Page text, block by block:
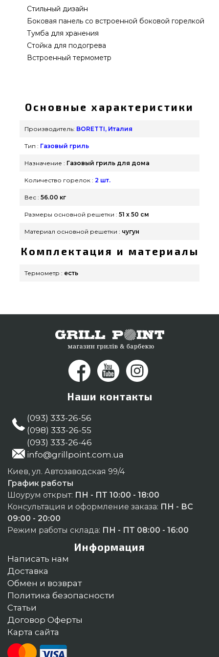
Стильный дизайн
Боковая панель со встроенной боковой горелкой
Тумба для хранения
Стойка для подогрева
Встроенный термометр
BORETTI, Италия по актуальной стоимости всего
33 120 грн. в каталоге грилей и барбекью
grillpoint.com.ua Самые лучшие предложения на
Позвоните прямо сейчас нашим экспертам на
номер 0(800) 337-275 и мы привезем клиентам
Основные характеристики
Производитель: BORETTI, Италия
Тип : Газовый гриль
Назначение : Газовый гриль для дома
Количество горелок : 2 шт.
Вес : 56.00 кг
Размеры основной решетки : 51 х 50 см
Материал основной решетки : чугун
Комплектация и материалы
Термометр : есть
Наши контакты
(093) 333-26-56
(098) 333-26-55
(093) 333-26-46
info@grillpoint.com.ua
Киев, ул. Автозаводская 99/4
График работы
Шоурум открыт: ПН - ПТ 10:00 - 18:00
Консультация и оформление заказа: ПН - ВС
09:00 - 20:00
Режим работы склада: ПН - ПТ 08:00 - 16:00
Информация
Написать нам
Доставка
Обмен и возврат
Политика безопасности
Статьи
Договор Оферты
Карта сайта